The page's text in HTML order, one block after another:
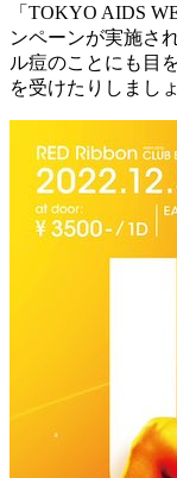
「TOKYO AIDS
ンペーンが実施さ
ル痘のことにも目
を受けたりしましょ